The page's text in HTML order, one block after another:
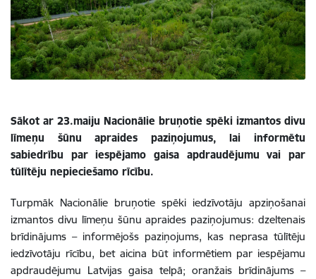
Sākot ar 23.maiju Nacionālie bruņotie spēki izmantos divu
līmeņu šūnu apraides paziņojumus, lai informētu
sabiedrību par iespējamo gaisa apdraudējumu vai par
tūlītēju nepieciešamo rīcību.
Turpmāk Nacionālie bruņotie spēki iedzīvotāju apziņošanai
izmantos divu līmeņu šūnu apraides paziņojumus: dzeltenais
brīdinājums – informējošs paziņojums, kas neprasa tūlītēju
iedzīvotāju rīcību, bet aicina būt informētiem par iespējamu
apdraudējumu Latvijas gaisa telpā; oranžais brīdinājums –